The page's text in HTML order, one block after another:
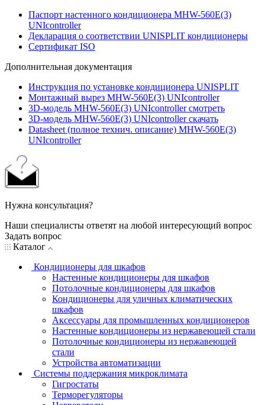
Паспорт настенного кондиционера MHW-560E(3)
UNIcontroller
Декларация о соответствии UNISPLIT кондиционеры
Сертификат ISO
Дополнительная документация
Инструкция по установке кондиционера UNISPLIT
Монтажный вырез MHW-560E(3) UNIcontroller
3D-модель MHW-560E(3) UNIcontroller смотреть
3D-модель MHW-560E(3) UNIcontroller скачать
Datasheet (полное технич. описание) MHW-560E(3)
UNIcontroller
Нужна консультация?
Наши специалисты ответят на любой интересующий вопрос
Задать вопрос
Каталог
Кондиционеры для шкафов
Настенные кондиционеры для шкафов
Потолочные кондиционеры для шкафов
Кондиционеры для уличных климатических
шкафов
Аксессуары для промышленных кондиционеров
Настенные кондиционеры из нержавеющей стали
Потолочные кондиционеры из нержавеющей
стали
Устройства автоматизации
Системы поддержания микроклимата
Гигростаты
Терморегуляторы